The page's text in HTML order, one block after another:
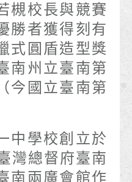
槻校長與競賽
勝者獲得刻有
式圓盾造型獎
南州立臺南第
今國立臺南第
中學校創立於
灣總督府臺南
南兩廣會館作